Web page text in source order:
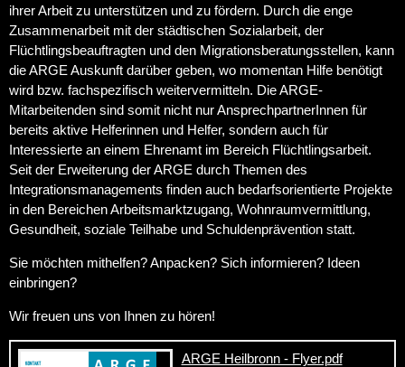
ihrer Arbeit zu unterstützen und zu fördern. Durch die enge
Zusammenarbeit mit der städtischen Sozialarbeit, der
Flüchtlingsbeauftragten und den Migrationsberatungsstellen, kann
die ARGE Auskunft darüber geben, wo momentan Hilfe benötigt
wird bzw. fachspezifisch weitervermitteln. Die ARGE-
Mitarbeitenden sind somit nicht nur AnsprechpartnerInnen für
bereits aktive Helferinnen und Helfer, sondern auch für
Interessierte an einem Ehrenamt im Bereich Flüchtlingsarbeit.
Seit der Erweiterung der ARGE durch Themen des
Integrationsmanagements finden auch bedarfsorientierte Projekte
in den Bereichen Arbeitsmarktzugang, Wohnraumvermittlung,
Gesundheit, soziale Teilhabe und Schuldenprävention statt.
Sie möchten mithelfen? Anpacken? Sich informieren? Ideen
einbringen?
Wir freuen uns von Ihnen zu hören!
ARGE Heilbronn - Flyer.pdf